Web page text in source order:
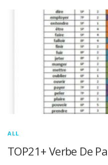
ALL
TOP21+ Verbe De